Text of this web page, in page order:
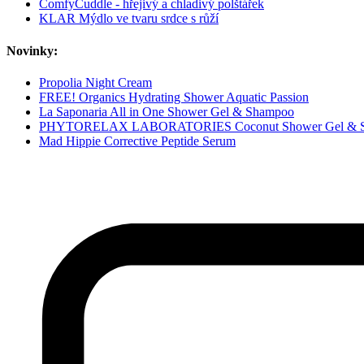
ComfyCuddle - hřejivý a chladivý polštářek
KLAR Mýdlo ve tvaru srdce s růží
Novinky:
Propolia Night Cream
FREE! Organics Hydrating Shower Aquatic Passion
La Saponaria All in One Shower Gel & Shampoo
PHYTORELAX LABORATORIES Coconut Shower Gel &
Mad Hippie Corrective Peptide Serum